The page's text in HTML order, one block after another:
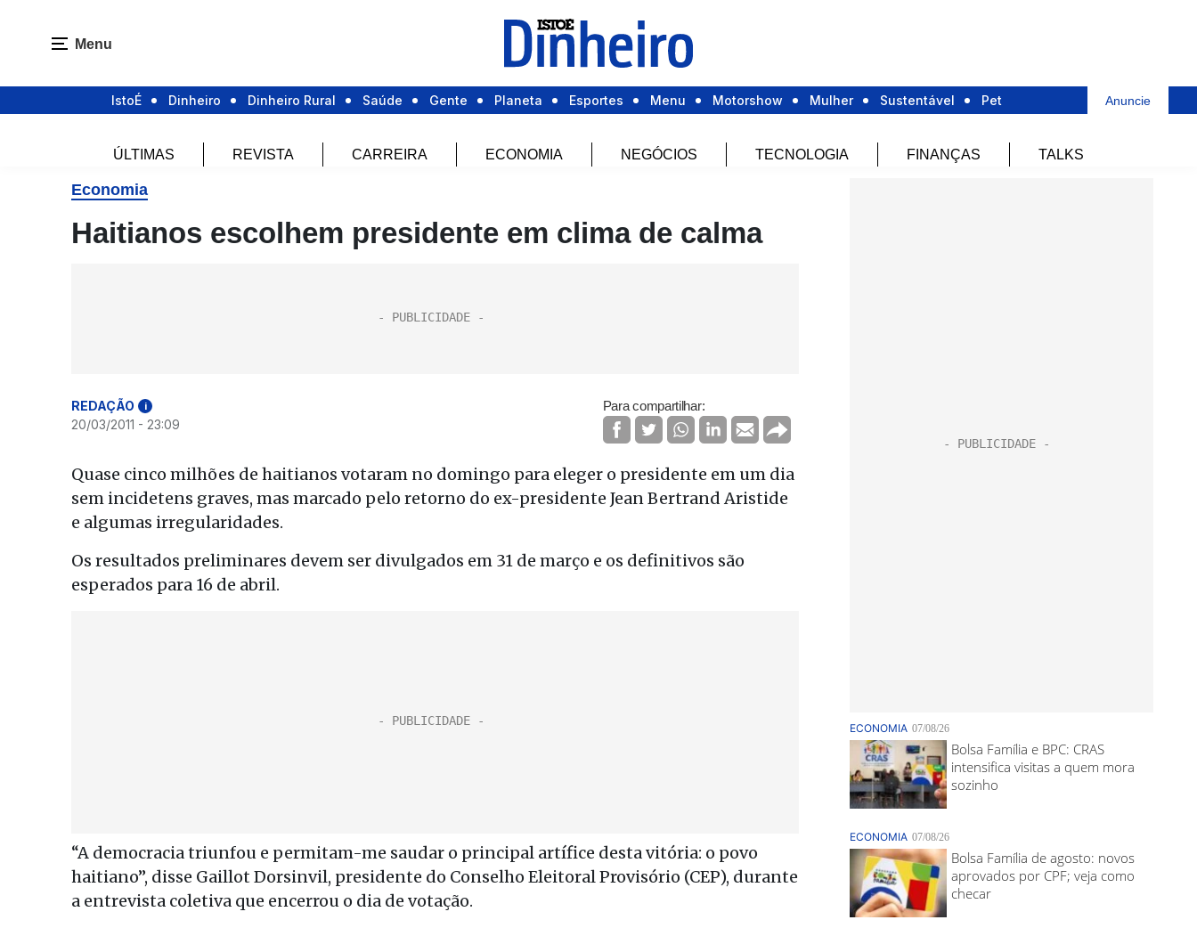
Menu
IstoÉ Dinheiro Dinheiro Rural Saúde Gente Planeta Esportes Menu Motorshow Mulher Sustentável Pet Anuncie
ÚLTIMAS REVISTA CARREIRA ECONOMIA NEGÓCIOS TECNOLOGIA FINANÇAS TALKS
Economia
Haitianos escolhem presidente em clima de calma
REDAÇÃO i
20/03/2011 - 23:09
Para compartilhar:
Quase cinco milhões de haitianos votaram no domingo para eleger o presidente em um dia
sem incidetens graves, mas marcado pelo retorno do ex-presidente Jean Bertrand Aristide
e algumas irregularidades.
Os resultados preliminares devem ser divulgados em 31 de março e os definitivos são
esperados para 16 de abril.
“A democracia triunfou e permitam-me saudar o principal artífice desta vitória: o povo
haitiano”, disse Gaillot Dorsinvil, presidente do Conselho Eleitoral Provisório (CEP), durante
a entrevista coletiva que encerrou o dia de votação.